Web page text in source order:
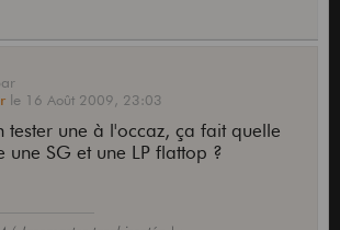
le 16 Août 2009, 23:03
tester une à l'occaz, ça fait quelle
une SG et une LP flattop ?